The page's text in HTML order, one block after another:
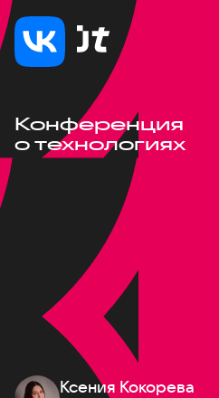
Конференция
о технологиях
Ксения Кокорева